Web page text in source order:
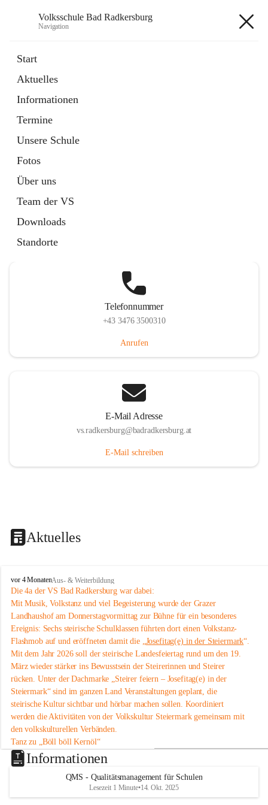
Volksschule Bad Radkersburg
Navigation
Start
Aktuelles
Informationen
Termine
Unsere Schule
Fotos
Über uns
Team der VS
Downloads
Standorte
Externe Webseite
in
Tab
Telefonnummer
+43 3476 3500310
Anrufen
E-Mail Adresse
vs.radkersburg@badradkersburg.at
E-Mail schreiben
Aktuelles
V
o
l
k
s
s
c
h
u
l
e
B
a
d
R
a
d
k
s
vor 4 MonatenAus- & Weiterbildung
Die 4a der VS Bad Radkersburg war dabei:
Mit Musik, Volkstanz und viel Begeisterung wurde der Grazer
Landhaushof am Donnerstagvormittag zur Bühne für ein besonderes
Ereignis: Sechs steirische Schulklassen führten dort einen Volkstanz-
Flashmob auf und eröffneten damit die „Josefitag(e) in der Steiermark“.
Mit dem Jahr 2026 soll der steirische Landesfeiertag rund um den 19.
März wieder stärker ins Bewusstsein der Steirerinnen und Steirer
rücken. Unter der Dachmarke „Steirer feiern – Josefitag(e) in der
Steiermark“ sind im ganzen Land Veranstaltungen geplant, die
steirische Kultur sichtbar und hörbar machen sollen. Koordiniert
werden die Aktivitäten von der Volkskultur Steiermark gemeinsam mit
den volkskulturellen Verbänden.
Tanz zu „Böll böll Kernöl“
Im Rahmen dieser Initiative studierten sechs Schulklassen aus der
Steiermark bereits im Unterricht eine einfache Volkstanz-Choreografie
ein. Am 12. März 2026 präsentierten sie diese um 11 Uhr im
als Flashmob.
Informationen
QMS - Qualitätsmanagement für Schulen
Lesezeit 1 Minute•14. Okt. 2025